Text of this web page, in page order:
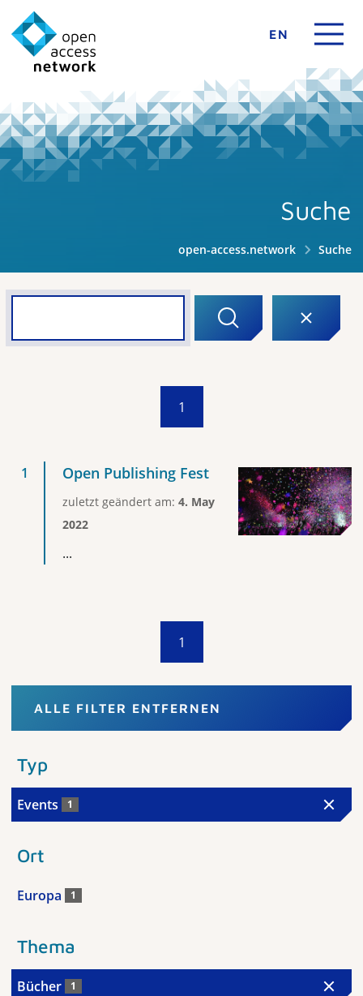
EN
Suche
open-access.network Suche
1
Open Publishing Fest
zuletzt geändert am: 4. May
2022
...
1
ALLE FILTER ENTFERNEN
Typ
Events 1
Ort
Europa 1
Thema
Bücher 1